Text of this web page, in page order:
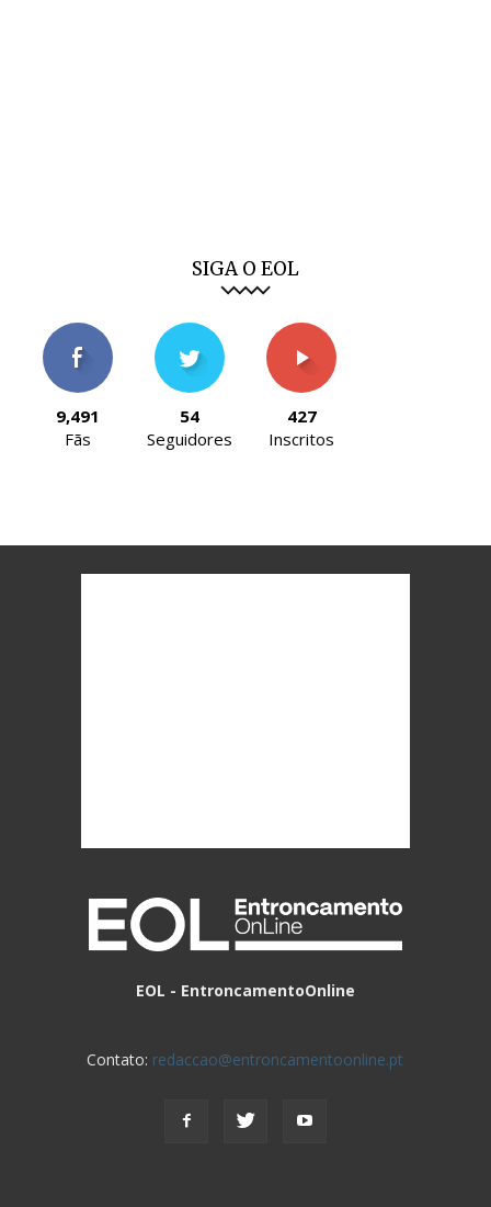
SIGA O EOL
9,491
Fãs
54
Seguidores
427
Inscritos
EOL - EntroncamentoOnline
Contato: redaccao@entroncamentoonline.pt